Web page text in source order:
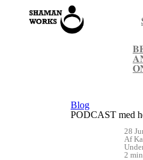
Blog
PODCAST med
28
Af
2